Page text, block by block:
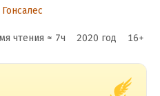
чтения ≈ 7ч 2020 год 16+